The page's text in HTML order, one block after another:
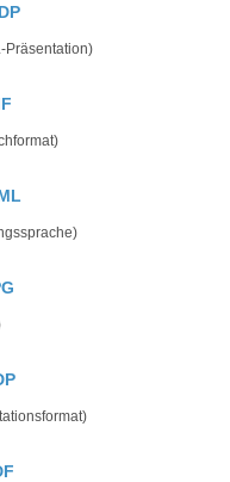
Präsentation)